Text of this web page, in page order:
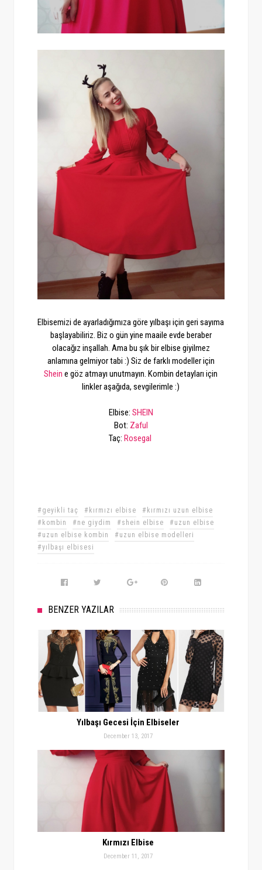
Elbisemizi de ayarladığımıza göre yılbaşı için geri sayıma
başlayabiliriz. Biz o gün yine maaile evde beraber
olacağız inşallah. Ama bu şık bir elbise giyilmez
anlamına gelmiyor tabi :) Siz de farklı modeller için
Shein e göz atmayı unutmayın. Kombin detayları için
linkler aşağıda, sevgilerimle :)
Elbise: SHEIN
Bot: Zaful
Taç: Rosegal
#geyikli taç #kırmızı elbise
#kırmızı uzun elbise
#kombin
#ne giydim #shein elbise
#uzun elbise
#uzun elbise kombin
#uzun elbise modelleri
#yılbaşı elbisesi
BENZER YAZILAR
Yılbaşı Gecesi İçin Elbiseler
December 13, 2017
Kırmızı Elbise
December 11, 2017